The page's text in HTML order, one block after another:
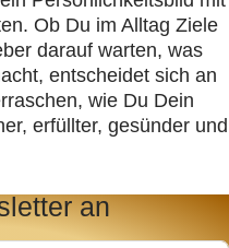
Ob Du im Alltag Ziele
darauf warten, was
entscheidet sich an
wie Du Dein
erfüllter, gesünder und
an